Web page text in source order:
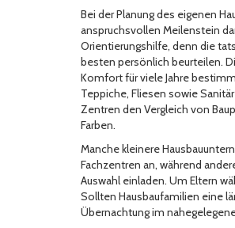
Bei der Planung des eigenen
anspruchsvollen Meilenstein
Orientierungshilfe, denn die
besten persönlich beurteilen.
Komfort für viele Jahre
Teppiche, Fliesen sowie
Zentren den Vergleich von
Farben.
Manche kleinere
Fachzentren an, während
Auswahl einladen. Um Eltern
Sollten Hausbaufamilien eine
Übernachtung im